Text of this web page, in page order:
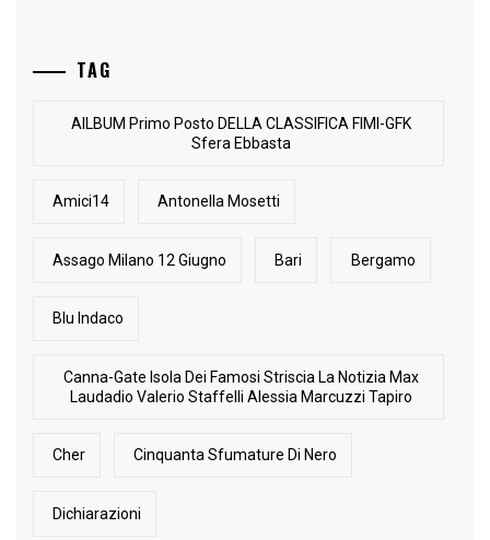
TAG
AlLBUM Primo Posto DELLA CLASSIFICA FIMI-GFK
Sfera Ebbasta
Amici14 Antonella Mosetti
Assago Milano 12 Giugno Bari Bergamo
Blu Indaco
Canna-Gate Isola Dei Famosi Striscia La Notizia Max
Laudadio Valerio Staffelli Alessia Marcuzzi Tapiro
Cher Cinquanta Sfumature Di Nero
Dichiarazioni